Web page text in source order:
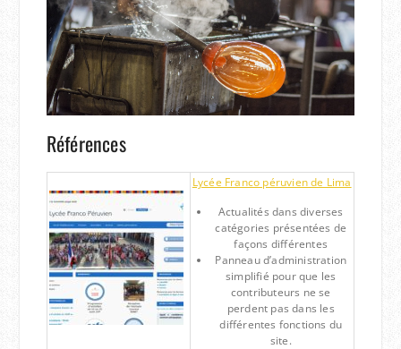
Références
Lycée Franco péruvien de Lima
Actualités dans diverses
catégories présentées de
façons différentes
Panneau d’administration
simplifié pour que les
contributeurs ne se
perdent pas dans les
différentes fonctions du
site.